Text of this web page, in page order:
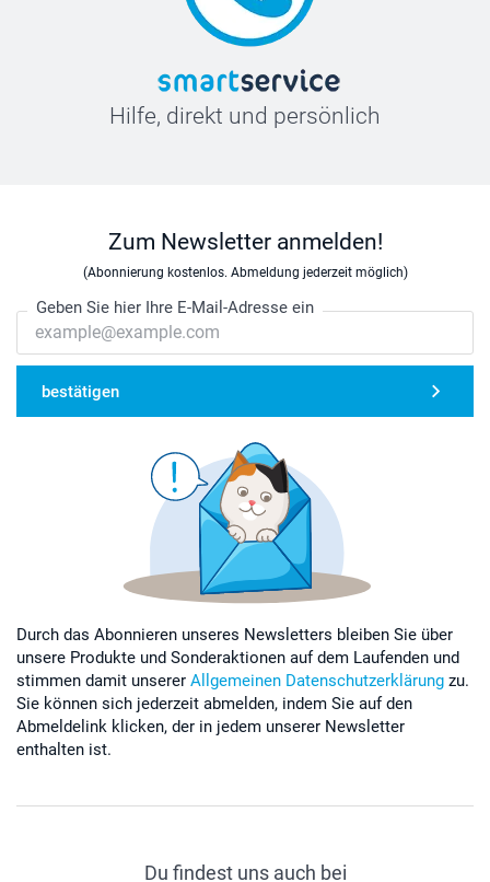
Hilfe, direkt und persönlich
Zum Newsletter anmelden!
(Abonnierung kostenlos. Abmeldung jederzeit möglich)
Geben Sie hier Ihre E-Mail-Adresse ein
bestätigen
Durch das Abonnieren unseres Newsletters bleiben Sie über
unsere Produkte und Sonderaktionen auf dem Laufenden und
stimmen damit unserer Allgemeinen Datenschutzerklärung zu.
Sie können sich jederzeit abmelden, indem Sie auf den
Abmeldelink klicken, der in jedem unserer Newsletter
enthalten ist.
Du findest uns auch bei